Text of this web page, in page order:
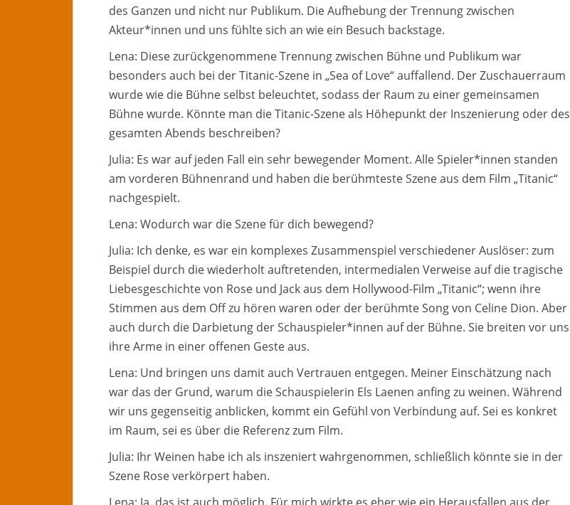
des Ganzen und nicht nur Publikum. Die Aufhebung der Trennung zwischen
Akteur*innen und uns fühlte sich an wie ein Besuch backstage.
Lena: Diese zurückgenommene Trennung zwischen Bühne und Publikum war
besonders auch bei der Titanic-Szene in „Sea of Love“ auffallend. Der Zuschauerraum
wurde wie die Bühne selbst beleuchtet, sodass der Raum zu einer gemeinsamen
Bühne wurde. Könnte man die Titanic-Szene als Höhepunkt der Inszenierung oder des
gesamten Abends beschreiben?
Julia: Es war auf jeden Fall ein sehr bewegender Moment. Alle Spieler*innen standen
am vorderen Bühnenrand und haben die berühmteste Szene aus dem Film „Titanic“
nachgespielt.
Lena: Wodurch war die Szene für dich bewegend?
Julia: Ich denke, es war ein komplexes Zusammenspiel verschiedener Auslöser: zum
Beispiel durch die wiederholt auftretenden, intermedialen Verweise auf die tragische
Liebesgeschichte von Rose und Jack aus dem Hollywood-Film „Titanic“; wenn ihre
Stimmen aus dem Off zu hören waren oder der berühmte Song von Celine Dion. Aber
auch durch die Darbietung der Schauspieler*innen auf der Bühne. Sie breiten vor uns
ihre Arme in einer offenen Geste aus.
Lena: Und bringen uns damit auch Vertrauen entgegen. Meiner Einschätzung nach
war das der Grund, warum die Schauspielerin Els Laenen anfing zu weinen. Während
wir uns gegenseitig anblicken, kommt ein Gefühl von Verbindung auf. Sei es konkret
im Raum, sei es über die Referenz zum Film.
Julia: Ihr Weinen habe ich als inszeniert wahrgenommen, schließlich könnte sie in der
Szene Rose verkörpert haben.